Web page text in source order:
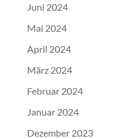
Juni 2024
Mai 2024
April 2024
März 2024
Februar 2024
Januar 2024
Dezember 2023